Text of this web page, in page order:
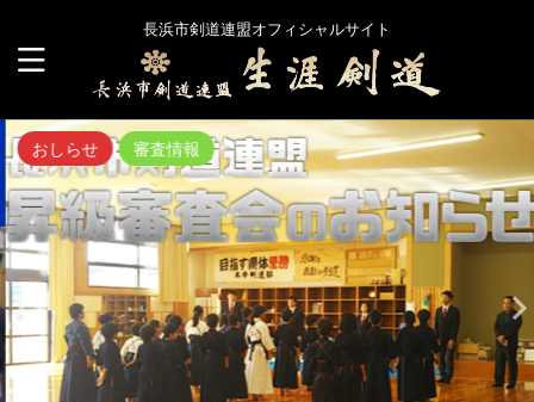
長浜市剣道連盟オフィシャルサイト
おしらせ 審査情報